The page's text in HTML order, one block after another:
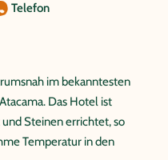
Telefon
im bekanntesten
Das Hotel ist
Steinen errichtet, so
Temperatur in den